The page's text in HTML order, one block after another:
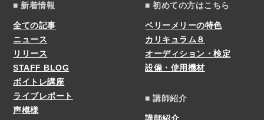
■ 新着情報
全ての記事
ニュース
リリース
STAFF BLOG
ボイトレ講座
ライブレポート
声模様
■ 初めての方はこちら
ベリーメリーの特色
カリキュラム８
オーディション・検定
設備・使用機材
■ 講師紹介